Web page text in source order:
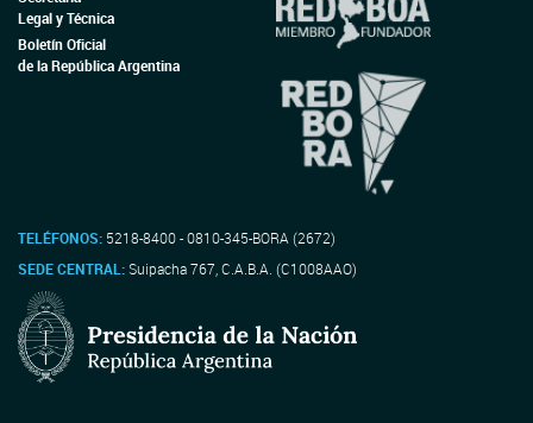
Legal y Técnica
Boletín Oficial
de la República Argentina
TELÉFONOS: 5218-8400 - 0810-345-BORA (2672)
SEDE CENTRAL:Suipacha 767, C.A.B.A. (C1008AAO)